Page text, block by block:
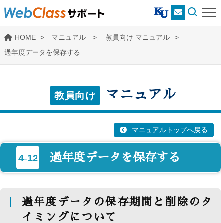
HOME マニュアル >
教員向け マニュアル
過年度データを保存する
教員向け マニュアル
マニュアルトップへ戻る
4-12 過年度データを保存する
過年度データの保存期間と削除のタ
イミングについて